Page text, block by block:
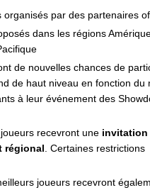
organisés par des partenaires
dans les régions
de nouvelles chances de
de haut niveau en fonction du
à leur événement des
recevront une invitation
régional . Certaines restrictions
joueurs recevront